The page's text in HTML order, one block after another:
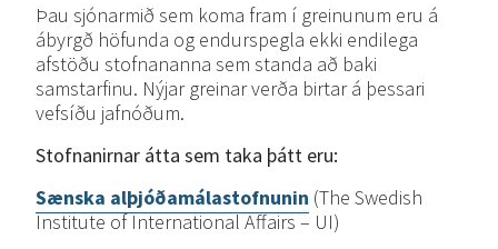
Þau sjónarmið sem koma fram í greinunum eru á
ábyrgð höfunda og endurspegla ekki endilega
afstöðu stofnananna sem standa að baki
samstarfinu. Nýjar greinar verða birtar á þessari
vefsíðu jafnóðum.
Stofnanirnar átta sem taka þátt eru:
Sænska alþjóðamálastofnunin (The Swedish
Institute of International Affairs – UI)